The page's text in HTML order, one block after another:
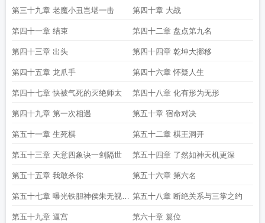
高境界六灭剑二十三 盘点
第三十九章 老魔小丑岂堪一击 第四十章 大战
第四十一章 结束 第四十二章 盘点第九名
第四十三章 出头 第四十四章 乾坤大挪移
第四十五章 龙爪手 第四十六章 怀疑人生
第四十七章 快被气死的灭绝师太 第四十八章 化有形为无形
第四十九章 第一次相遇 第五十章 宿命对决
第五十一章 生死棋 第五十二章 棋王洞开
第五十三章 天意四象诀一剑隔世 第五十四章 了然如神天机更深
第五十五章 我敢杀你 第五十六章 第六名
第五十七章 曝光铁胆神侯朱无视的
阴谋
第五十八章 断绝关系与三掌之约
第五十九章 逼宫 第六十章 篡位